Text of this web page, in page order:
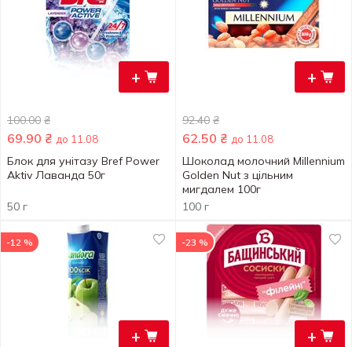
+
100.00 ₴
69.90 ₴ до 11.08
Блок для унітазу Bref Power
Aktiv Лаванда 50г
50 г
+
92.40 ₴
62.50 ₴ до 11.08
Шоколад молочний Millennium
Golden Nut з цільним
мигдалем 100г
100 г
+
-12 %
+
-23 %